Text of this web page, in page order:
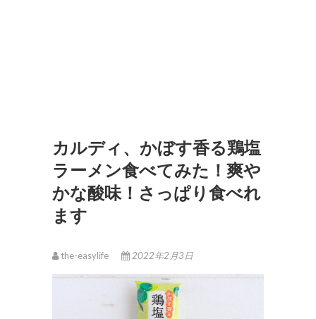
カルディ、かぼす香る鶏塩
ラーメン食べてみた！爽や
かな酸味！さっぱり食べれ
ます
the-easylife 2022年2月3日